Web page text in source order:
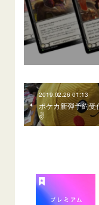
2019.02.26 01:13
ポケカ新弾予約受
✌️